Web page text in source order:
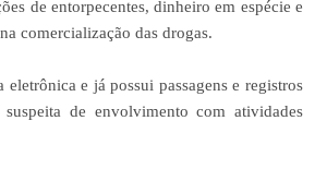
de entorpecentes, dinheiro em espécie e
comercialização das drogas.
e já possui passagens e registros
de envolvimento com atividades